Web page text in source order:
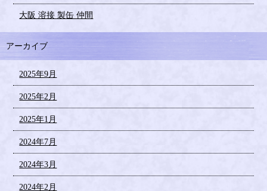
大阪 溶接 製缶 仲間
アーカイブ
2025年9月
2025年2月
2025年1月
2024年7月
2024年3月
2024年2月